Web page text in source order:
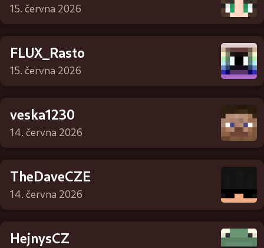
15. června 2026
FLUX_Rasto
15. června 2026
veska1230
14. června 2026
TheDaveCZE
14. června 2026
HejnysCZ